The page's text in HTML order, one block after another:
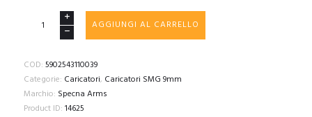
BB
magazine
for
SA-
AGGIUNGI AL CARRELLO
COD: 5902543110039
Categorie: Caricatori, Caricatori SMG 9mm
Marchio: Specna Arms
Product ID: 14625